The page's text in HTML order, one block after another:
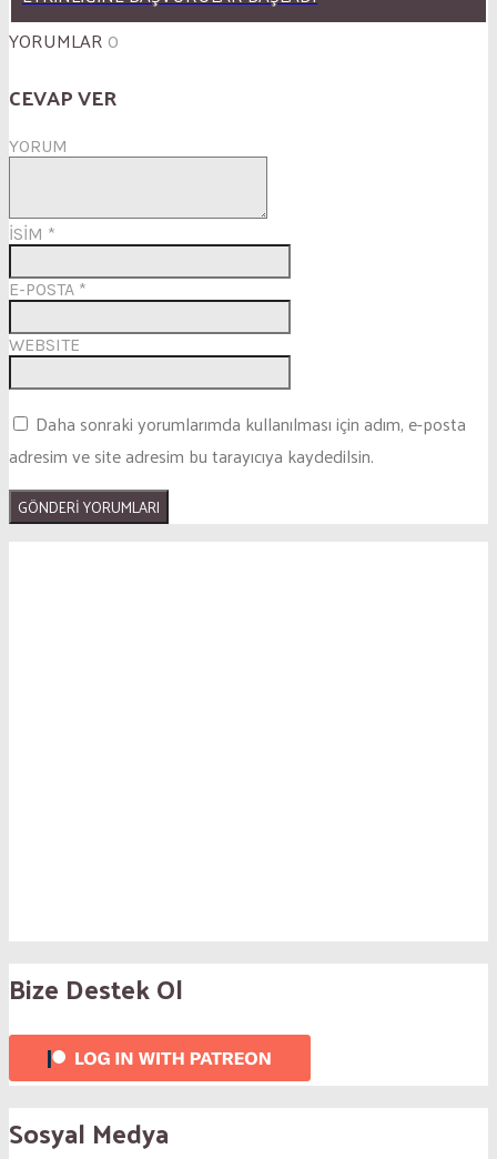
YORUMLAR 0
CEVAP VER
YORUM
İSİM *
E-POSTA *
WEBSITE
Daha sonraki yorumlarımda kullanılması için adım, e-posta
adresim ve site adresim bu tarayıcıya kaydedilsin.
Bize Destek Ol
Sosyal Medya